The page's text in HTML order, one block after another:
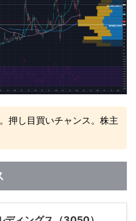
押し目買いチャンス。株主